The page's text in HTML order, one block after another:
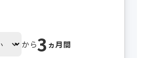
から3 ヵ月間